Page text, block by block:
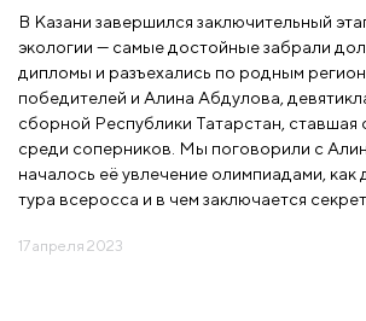
В Казани завершился заключительный
экологии — самые достойные забрали
дипломы и разъехались по родным
победителей и Алина Абдулова,
сборной Республики Татарстан, ставшая
среди соперников. Мы поговорили с
началось её увлечение олимпиадами,
тура всеросса и в чем заключается секрет
17 апреля 2023